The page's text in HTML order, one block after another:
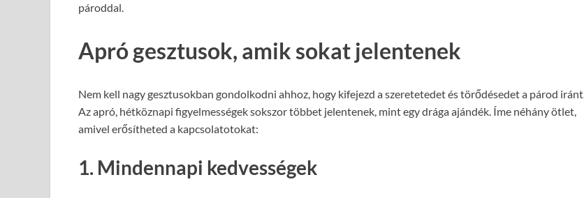
pároddal.
Apró gesztusok, amik sokat jelentenek
Nem kell nagy gesztusokban gondolkodni ahhoz, hogy kifejezd a szeretetedet és törődésedet a párod iránt.
Az apró, hétköznapi figyelmességek sokszor többet jelentenek, mint egy drága ajándék. Íme néhány ötlet,
amivel erősítheted a kapcsolatotokat:
1. Mindennapi kedvességek